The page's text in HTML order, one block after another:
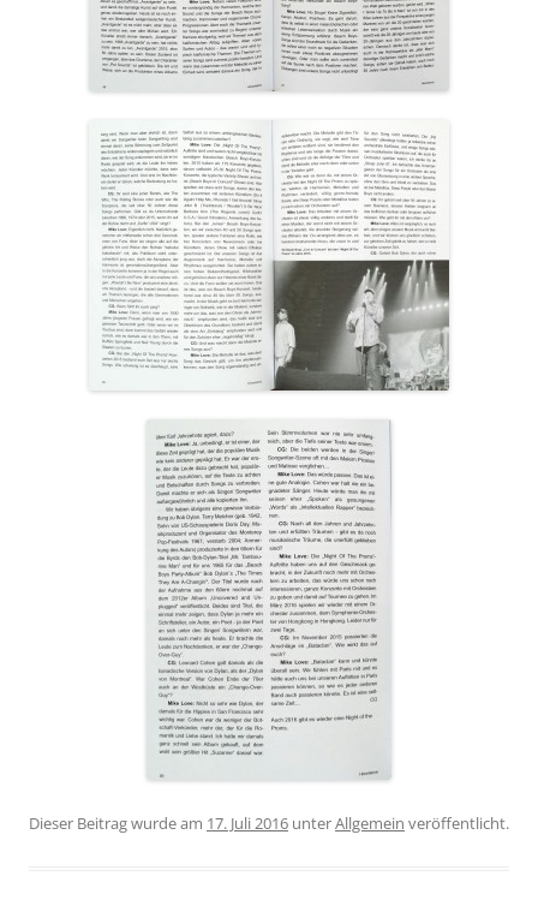
Dieser Beitrag wurde am 17. Juli 2016 unterAllgemein veröffentlicht.